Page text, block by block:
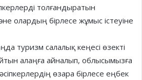
толғандыратын
олардың бірлесе жұмыс істеуіне
туризм салалық кеңесі өзекті
алаңға айналып, облысымызға
өзара бірлесе еңбек